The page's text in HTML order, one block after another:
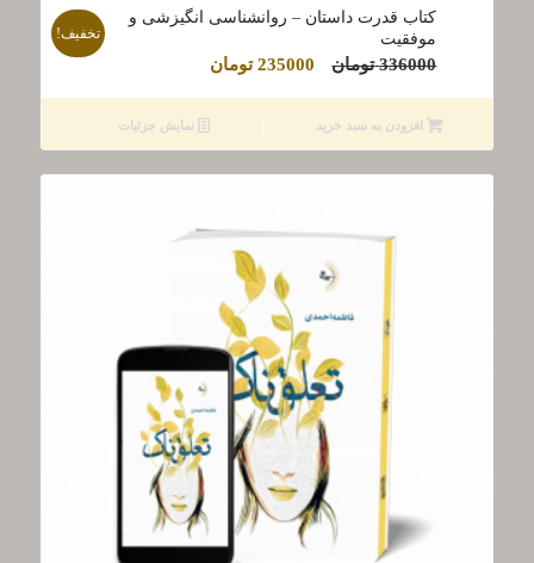
کتاب قدرت داستان – روانشناسی انگیزشی و
موفقیت
336000 تومان
قیمت
336000 تومان
بود.
235000 تومانقیمت
235000 تومان
است.
تخفیف!
افزودن به سبد خرید نمایش جزئیات